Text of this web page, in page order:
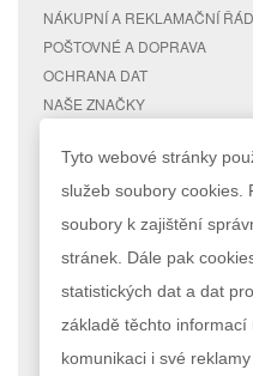
NÁKUPNÍ A REKLAMAČNÍ ŘÁD
POŠTOVNÉ A DOPRAVA
OCHRANA DAT
NAŠE ZNAČKY
RYCHLÉ ODKAZY
MAPA STRÁNEK
VYHLEDÁVANÉ TERMÍNY
POKROČILÉ VYHLEDÁVÁNÍ
Podle zákona o evidenci tržeb je
účtenku. Zároveň je povinen zaevidovat
Tyto webové stránky
služeb soubory cookies.
soubory k zajištění
stránek. Dále pak
statistických dat a dat
základě těchto informací
komunikaci i své